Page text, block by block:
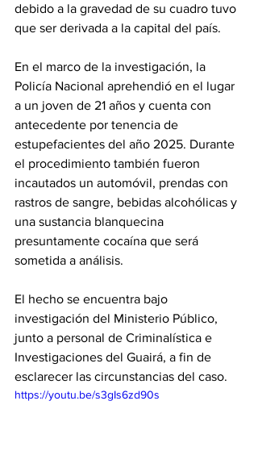
debido a la gravedad de su cuadro tuvo
que ser derivada a la capital del país.
En el marco de la investigación, la
Policía Nacional aprehendió en el lugar
a un joven de 21 años y cuenta con
antecedente por tenencia de
estupefacientes del año 2025. Durante
el procedimiento también fueron
incautados un automóvil, prendas con
rastros de sangre, bebidas alcohólicas y
una sustancia blanquecina
presuntamente cocaína que será
sometida a análisis.
El hecho se encuentra bajo
investigación del Ministerio Público,
junto a personal de Criminalística e
Investigaciones del Guairá, a fin de
esclarecer las circunstancias del caso.
https://youtu.be/s3gIs6zd90s